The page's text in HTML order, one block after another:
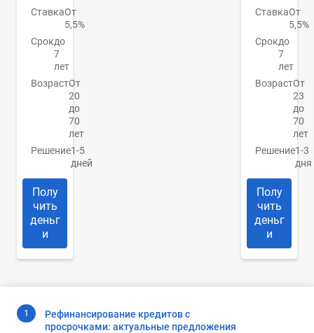
СтавкаОт
5,5%
Срокдо
7
лет
ВозрастОт
20
до
70
лет
Решение1-5
дней
Полу
чить
деньг
и
СтавкаОт
5,5%
Срокдо
7
лет
ВозрастОт
23
до
70
лет
Решение1-3
дня
Полу
чить
деньг
и
Рефинансирование кредитов с
просрочками: актуальные предложения